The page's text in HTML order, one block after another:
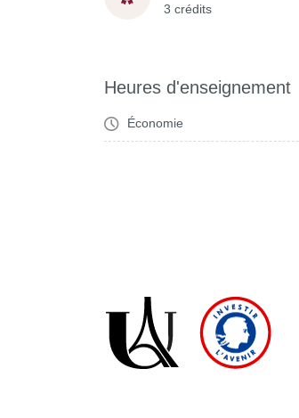
3 crédits
Heures d'enseignement
Économie